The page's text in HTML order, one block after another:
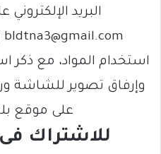
البريد الإلكتروني
استخدام المواد، مع
وإرفاق تصوير للشاشة
على موقع
للاشتراك